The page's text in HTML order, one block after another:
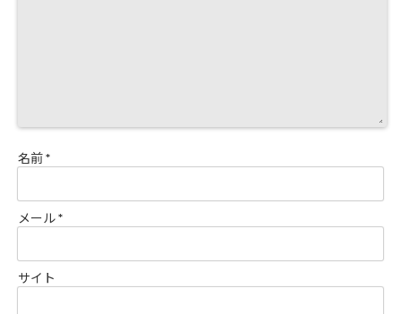
名前*
メール*
サイト